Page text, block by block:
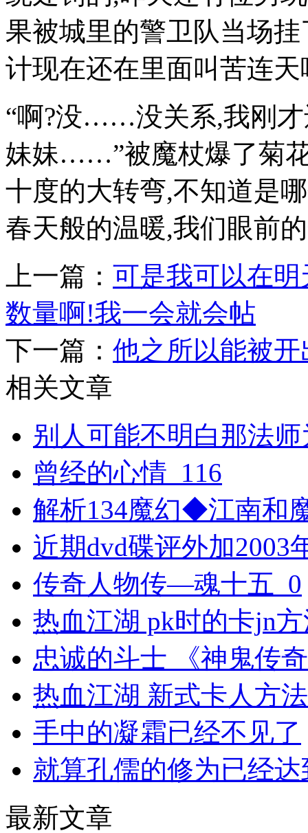
果被城里的警卫队当场
计现在还在里面叫苦连天
“啊?没……没关系,我刚才
妹妹……”被魔杖爆了菊
十度的大转弯,不知道是
春天般的温暖,我们眼前
上一篇： 可是我可以在
数量啊!我一会就会帖
下一篇： 他之所以能被
相关文章
别人可能不明白那法
曾经的心情_116
解析134魔幻◆江南和
近期dvd碟评外加2003
传奇人物传—魂十五_0
热血江湖 pk时的卡jn
忠诚的斗士 《神鬼传
热血江湖 新式卡人方
手中的凝霜已经不见了
就算孔儒的修为已经
最新文章